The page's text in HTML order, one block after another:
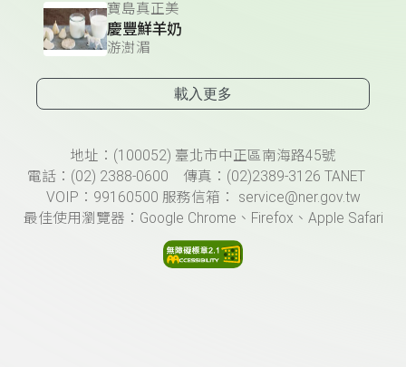
寶島真正美
慶豐鮮羊奶
游澍湄
載入更多
頁尾資訊地址：(100052) 臺北市中正區南海路45號
電話：(02) 2388-0600 傳真：(02)2389-3126 TANET
VOIP：99160500 服務信箱： service@ner.gov.tw
最佳使用瀏覽器：Google Chrome、Firefox、Apple Safari